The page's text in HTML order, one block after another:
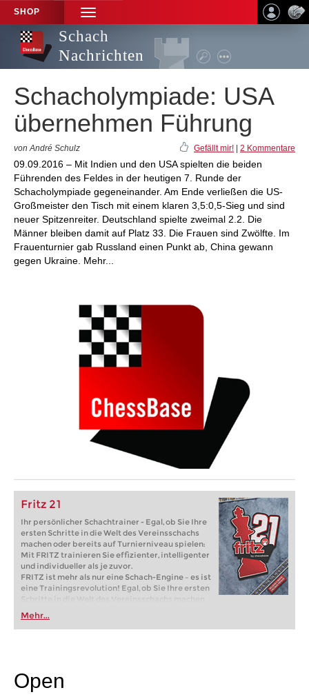
SHOP
TOGGLE
NAVIGATION
Schach
Nachrichten
Schacholympiade: USA
übernehmen Führung
von André Schulz Gefällt mir! 2 Kommentare
09.09.2016 – Mit Indien und den USA spielten die beiden
Führenden des Feldes in der heutigen 7. Runde der
Schacholympiade gegeneinander. Am Ende verließen die US-
Großmeister den Tisch mit einem klaren 3,5:0,5-Sieg und sind
neuer Spitzenreiter. Deutschland spielte zweimal 2.2. Die
Männer bleiben damit auf Platz 33. Die Frauen sind Zwölfte. Im
Frauenturnier gab Russland einen Punkt ab, China gewann
gegen Ukraine. Mehr...
Fritz 21
Ihr persönlicher Schachtrainer - Egal, ob Sie Ihre
ersten Schritte in die Welt des Vereinsschachs
machen oder bereits auf Turnierniveau spielen:
Mit FRITZ trainieren Sie effizienter, intelligenter
und individueller als je zuvor.
FRITZ ist mehr als nur eine Schach-Engine – es ist
eine Trainingsrevolution! Egal, ob Sie Ihre ersten
Schritte in die Welt des Vereinsschachs machen
oder bereits auf Turnierniveau spielen: Mit
FRITZ trainieren Sie effizienter, intelligenter und
individueller als je zuvor.
Mehr...
Open